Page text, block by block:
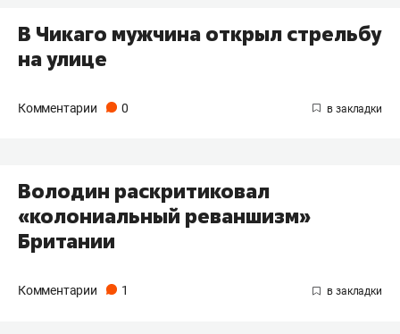
В Чикаго мужчина открыл стрельбу
на улице
Комментарии 0
Володин раскритиковал
«колониальный реваншизм»
Британии
Комментарии 1